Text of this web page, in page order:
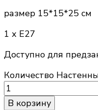
размер 15*15*25 см
1 х Е27
Доступно для
Количество
В корзину